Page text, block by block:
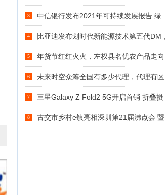
3 中信银行发布2021年可持续发展报告 绿
4 比亚迪发布划时代新能源技术第五代DM，
5 年货节红红火火，左权县名优农产品走向
6 未来时空众筹全国有多少代理，代理有区
7 三星Galaxy Z Fold2 5G开启首销 折叠摄
8 古交市乡村e镇亮相深圳第21届沸点会 暨